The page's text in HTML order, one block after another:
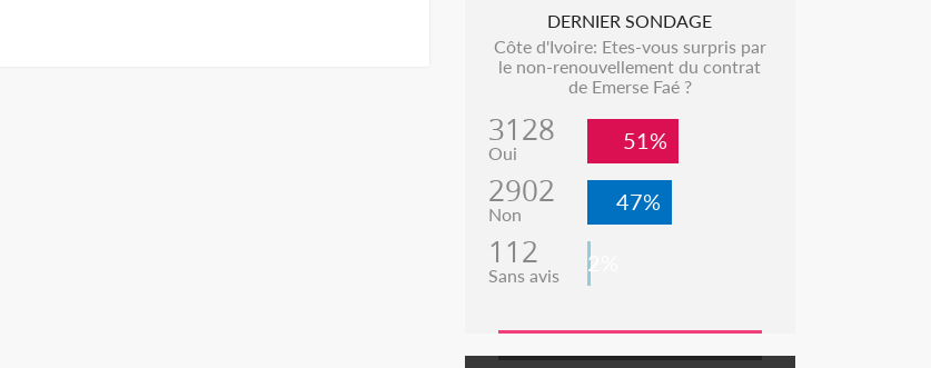
DERNIER SONDAGE
Côte d'Ivoire: Etes-vous surpris par
le non-renouvellement du contrat
de Emerse Faé ?
3128
Oui 51%
2902
Non 47%
112
Sans avis 2%